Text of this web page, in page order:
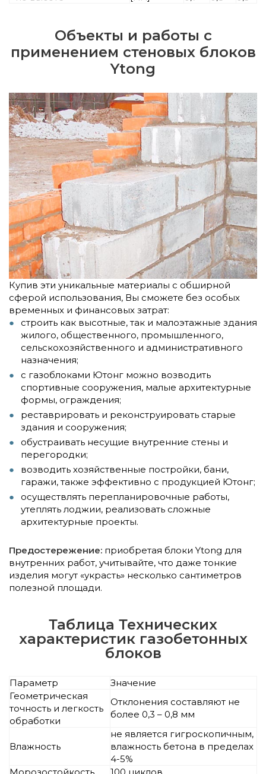
Объекты и работы с
применением стеновых блоков
Ytong
Купив эти уникальные материалы с обширной
сферой использования, Вы сможете без особых
временных и финансовых затрат:
строить как высотные, так и малоэтажные здания
жилого, общественного, промышленного,
сельскохозяйственного и административного
назначения;
с газоблоками Ютонг можно возводить
спортивные сооружения, малые архитектурные
формы, ограждения;
реставрировать и реконструировать старые
здания и сооружения;
обустраивать несущие внутренние стены и
перегородки;
возводить хозяйственные постройки, бани,
гаражи, также эффективно с продукцией Ютонг;
осуществлять перепланировочные работы,
утеплять лоджии, реализовать сложные
архитектурные проекты.
Предостережение: приобретая блоки Ytong для
внутренних работ, учитывайте, что даже тонкие
изделия могут «украсть» несколько сантиметров
полезной площади.
Таблица Технических
характеристик газобетонных
блоков
Параметр
Значение
Геометрическая
точность и легкость
обработки
Отклонения составляют не
более 0,3 – 0,8 мм
Влажность
не является гигроскопичным,
влажность бетона в пределах
4-5%